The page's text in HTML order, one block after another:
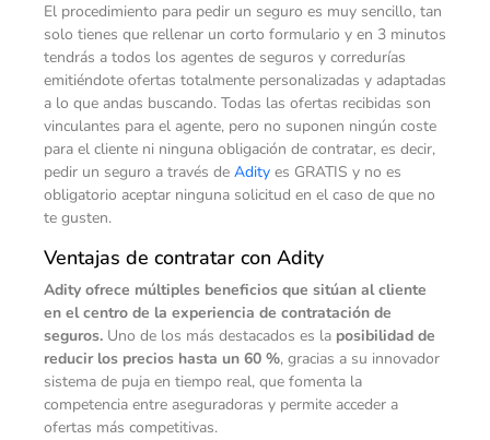
El procedimiento para pedir un seguro es muy sencillo, tan
solo tienes que rellenar un corto formulario y en 3 minutos
tendrás a todos los agentes de seguros y corredurías
emitiéndote ofertas totalmente personalizadas y adaptadas
a lo que andas buscando. Todas las ofertas recibidas son
vinculantes para el agente, pero no suponen ningún coste
para el cliente ni ninguna obligación de contratar, es decir,
pedir un seguro a través de Adity es GRATIS y no es
obligatorio aceptar ninguna solicitud en el caso de que no
te gusten.
Ventajas de contratar con Adity
Adity ofrece múltiples beneficios que sitúan al cliente
en el centro de la experiencia de contratación de
seguros. Uno de los más destacados es la posibilidad de
reducir los precios hasta un 60 %, gracias a su innovador
sistema de puja en tiempo real, que fomenta la
competencia entre aseguradoras y permite acceder a
ofertas más competitivas.